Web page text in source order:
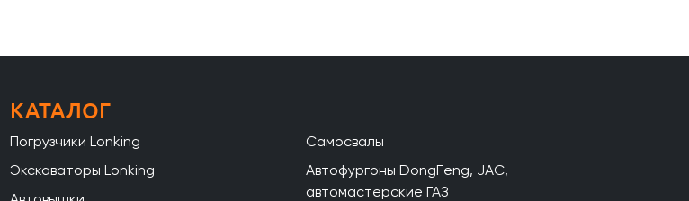
КАТАЛОГ
Погрузчики Lonking
Экскаваторы Lonking
Самосвалы
Автофургоны DongFeng, JAC,
автомастерские ГАЗ